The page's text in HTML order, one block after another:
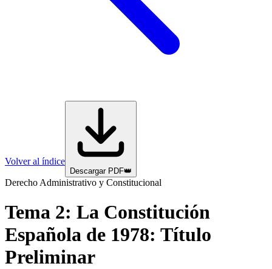
Volver al índice
Descargar PDF👑
Derecho Administrativo y Constitucional
Tema 2: La Constitución
Española de 1978: Título
Preliminar